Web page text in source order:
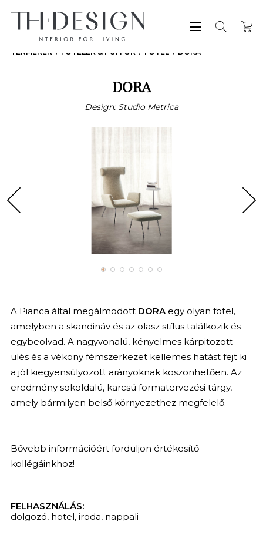
TERMÉKEK FOTELEK & PUFFOK FOTEL DORA
DORA
Design: Studio Metrica
A Pianca által megálmodott DORAegy olyan fotel,
amelyben a skandináv és az olasz stílus találkozik és
egybeolvad. A nagyvonalú, kényelmes kárpitozott
ülés és a vékony fémszerkezet kellemes hatást fejt ki
a jól kiegyensúlyozott arányoknak köszönhetően. Az
eredmény sokoldalú, karcsú formatervezési tárgy,
amely bármilyen belső környezethez megfelelő.
Bővebb információért forduljon értékesítő
kollégáinkhoz!
FELHASZNÁLÁS:
dolgozó, hotel, iroda, nappali